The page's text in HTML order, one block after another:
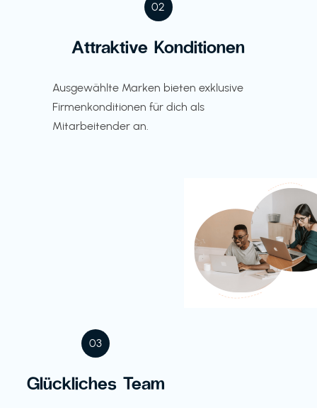
02
Attraktive Konditionen
Ausgewählte Marken bieten exklusive
Firmenkonditionen für dich als
Mitarbeitender an.
03
Glückliches Team